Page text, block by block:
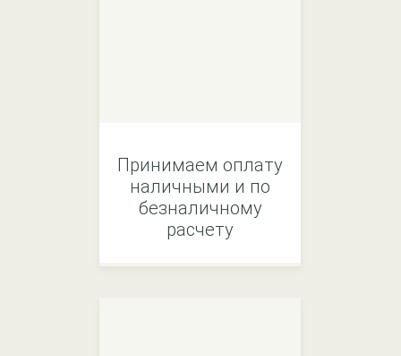
Принимаем оплату
наличными и по
безналичному
расчету